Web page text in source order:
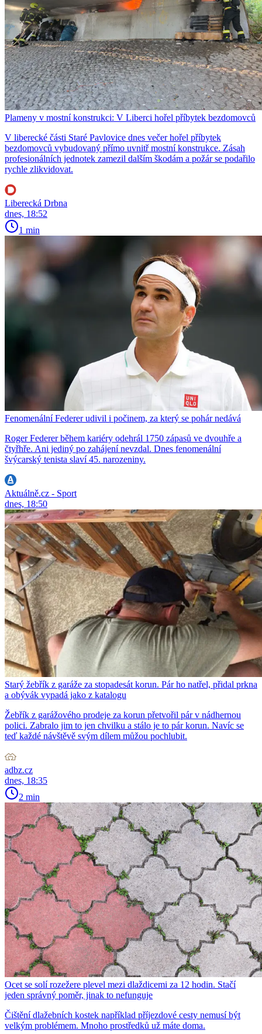
Plameny v mostní konstrukci: V Liberci hořel příbytek bezdomovců
V liberecké části Staré Pavlovice dnes večer hořel příbytek
bezdomovců vybudovaný přímo uvnitř mostní konstrukce. Zásah
profesionálních jednotek zamezil dalším škodám a požár se podařilo
rychle zlikvidovat.
Liberecká Drbna
dnes, 18:52
1 min
Fenomenální Federer udivil i počinem, za který se pohár nedává
Roger Federer během kariéry odehrál 1750 zápasů ve dvouhře a
čtyřhře. Ani jediný po zahájení nevzdal. Dnes fenomenální
švýcarský tenista slaví 45. narozeniny.
Aktuálně.cz - Sport
dnes, 18:50
Starý žebřík z garáže za stopadesát korun. Pár ho natřel, přidal prkna
a obývák vypadá jako z katalogu
Žebřík z garážového prodeje za korun přetvořil pár v nádhernou
polici. Zabralo jim to jen chvilku a stálo je to pár korun. Navíc se
teď každé návštěvě svým dílem můžou pochlubit.
adbz.cz
dnes, 18:35
2 min
Ocet se solí rozežere plevel mezi dlaždicemi za 12 hodin. Stačí
jeden správný poměr, jinak to nefunguje
Čištění dlažebních kostek například příjezdové cesty nemusí být
velkým problémem. Mnoho prostředků už máte doma.